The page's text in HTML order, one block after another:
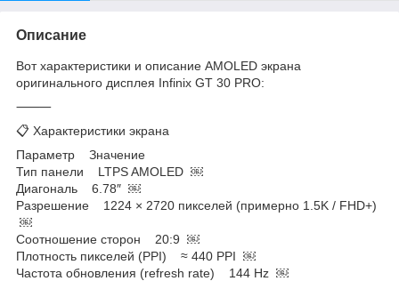
Описание
Вот характеристики и описание AMOLED экрана
оригинального дисплея Infinix GT 30 PRO:
⸻
📋 Характеристики экрана
Параметр Значение
Тип панели LTPS AMOLED ￼
Диагональ 6.78″ ￼
Разрешение 1224 × 2720 пикселей (примерно 1.5K / FHD+)
￼
Соотношение сторон 20:9 ￼
Плотность пикселей (PPI) ≈ 440 PPI ￼
Частота обновления (refresh rate) 144 Hz ￼